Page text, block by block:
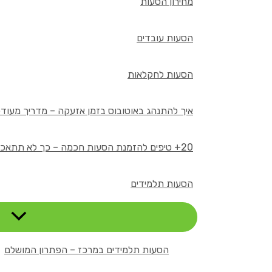
הסעות עובדים
הסעות לחקלאות
איך להתנהג באוטובוס בזמן אזעקה – מדריך מעודכן
20+ טיפים להזמנת הסעות חכמה – כך לא תתאכזבו
הסעות תלמידים
הסעות תלמידים במרכז – הפתרון המושלם